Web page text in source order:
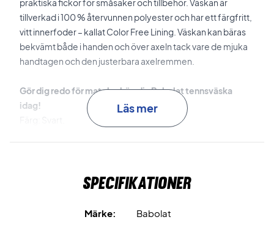
praktiska fickor för småsaker och tillbehör. Väskan är
tillverkad i 100 % återvunnen polyester och har ett färgfritt,
vitt innerfoder – kallat Color Free Lining. Väskan kan bäras
bekvämt både i handen och över axeln tack vare de mjuka
handtagen och den justerbara axelremmen.
Gör dig redo för match – köp din Babolat tennsväska
idag!
Läs mer
Specifikationer
Märke:
Babolat